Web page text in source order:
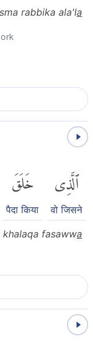
rabbika ala'la
ٱلَّذِى
वो जिसने
خَلَقَ
पैदा किया
khalaqa fasawwa